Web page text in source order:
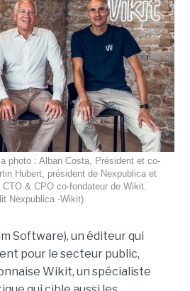
photo : Alban Costa, Président et co-
Hubert, président de Nexpublica et
& CPO co-fondateur de Wikit.
Nexpublica -Wikit)
Software), un éditeur qui
pour le secteur public,
Wikit, un spécialiste